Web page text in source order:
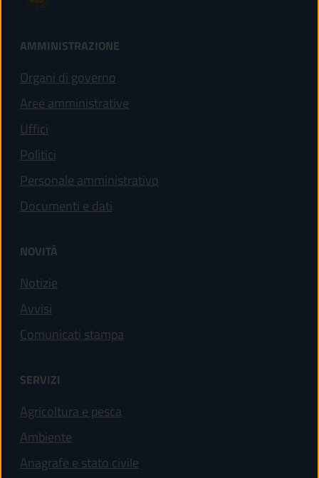
AMMINISTRAZIONE
Organi di governo
Aree amministrative
Uffici
Politici
Personale amministrativo
Documenti e dati
NOVITÀ
Notizie
Avvisi
Comunicati stampa
SERVIZI
Agricoltura e pesca
Ambiente
Anagrafe e stato civile